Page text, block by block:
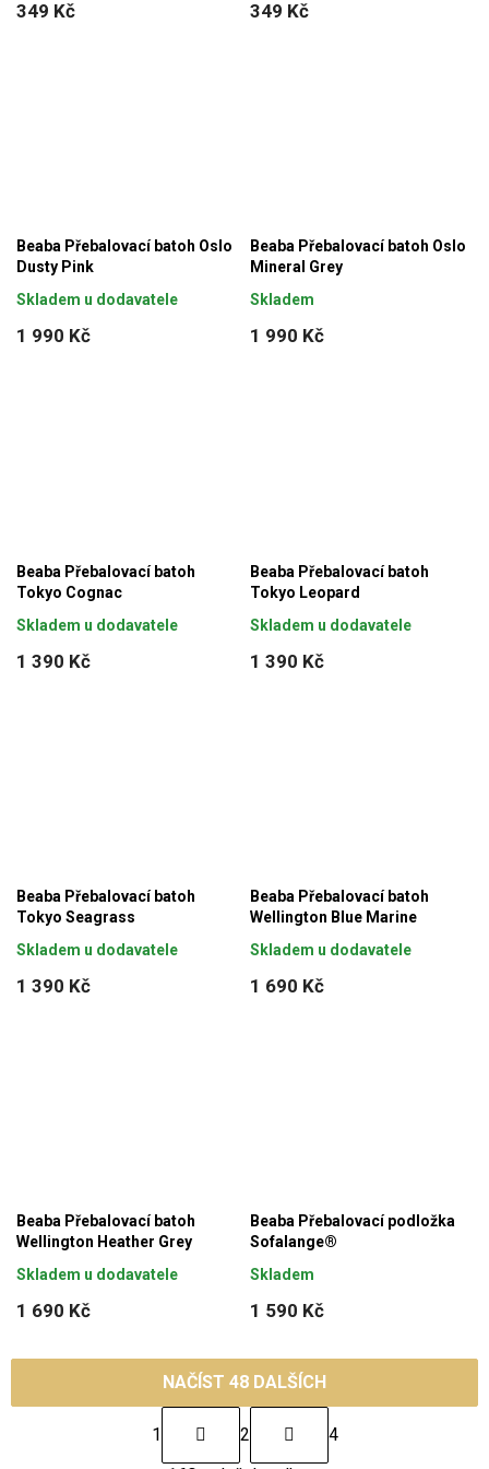
349 Kč 349 Kč
Beaba Přebalovací batoh Oslo
Dusty Pink
1 990 Kč
Skladem u dodavatele
Beaba Přebalovací batoh Oslo
Mineral Grey
1 990 Kč
Skladem
Beaba Přebalovací batoh
Tokyo Cognac
1 390 Kč
Skladem u dodavatele
Beaba Přebalovací batoh
Tokyo Leopard
1 390 Kč
Skladem u dodavatele
Beaba Přebalovací batoh
Tokyo Seagrass
1 390 Kč
Skladem u dodavatele
Beaba Přebalovací batoh
Wellington Blue Marine
1 690 Kč
Skladem u dodavatele
Beaba Přebalovací batoh
Wellington Heather Grey
1 690 Kč
Skladem u dodavatele
Beaba Přebalovací podložka
Sofalange®
1 590 Kč
Skladem
O
NAČÍST 48 DALŠÍCH
t
1 2
4